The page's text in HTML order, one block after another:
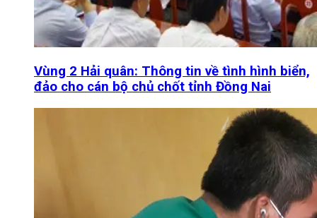
Vùng 2 Hải quân: Thông tin về tình hình biển,
đảo cho cán bộ chủ chốt tỉnh Đồng Nai